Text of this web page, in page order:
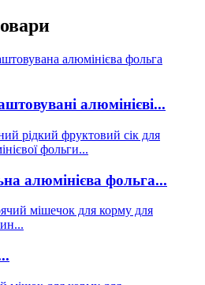
алюмінієві...
алюмінієва фольга...